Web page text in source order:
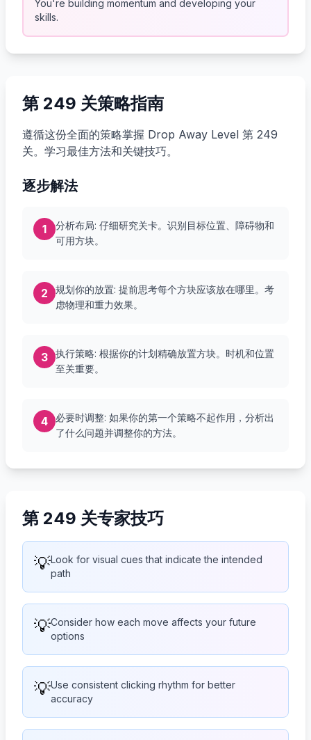
You're building momentum and developing your
skills.
第 249 关策略指南
遵循这份全面的策略掌握 Drop Away Level 第 249
关。学习最佳方法和关键技巧。
逐步解法
1
分析布局: 仔细研究关卡。识别目标位置、障碍物和
可用方块。
2
规划你的放置: 提前思考每个方块应该放在哪里。考
虑物理和重力效果。
3
执行策略: 根据你的计划精确放置方块。时机和位置
至关重要。
4
必要时调整: 如果你的第一个策略不起作用，分析出
了什么问题并调整你的方法。
第 249 关专家技巧
💡Look for visual cues that indicate the intended
path
💡Consider how each move affects your future
options
💡Use consistent clicking rhythm for better
accuracy